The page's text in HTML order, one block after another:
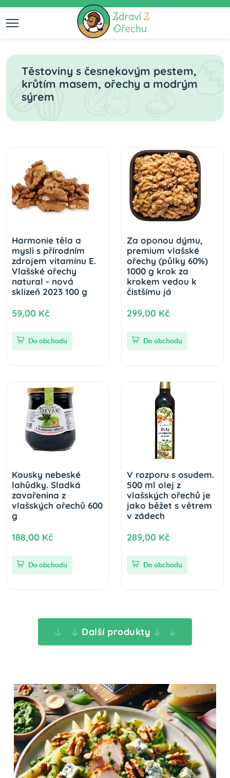
Těstoviny s česnekovým pestem,
krůtím masem, ořechy a modrým
sýrem
Harmonie těla a
mysli s přírodním
zdrojem vitamínu E.
Vlašské ořechy
natural - nová
sklizeň 2023 100 g
59,00 Kč
Do obchodu
Za oponou dýmu,
premium vlašské
ořechy (půlky 60%)
1000 g krok za
krokem vedou k
čistšímu já
299,00 Kč
Do obchodu
Kousky nebeské
lahůdky. Sladká
zavařenina z
vlašských ořechů 600
g
188,00 Kč
Do obchodu
V rozporu s osudem.
500 ml olej z
vlašských ořechů je
jako běžet s větrem
v zádech
289,00 Kč
Do obchodu
Další produkty